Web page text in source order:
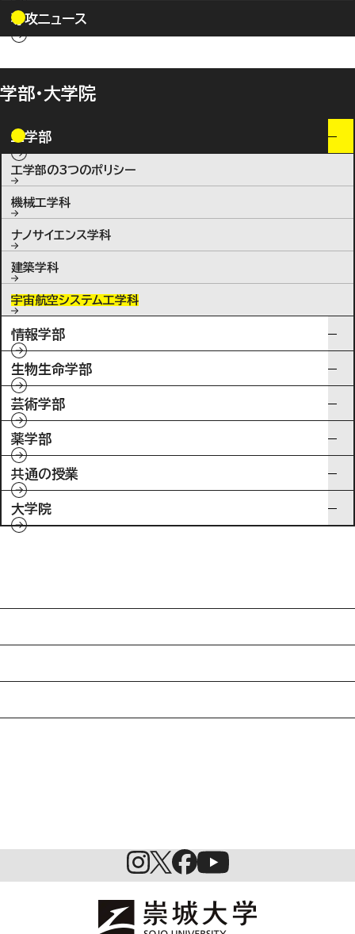
専攻ニュース
学部・大学院
工学部
工学部の3つのポリシー
機械工学科
ナノサイエンス学科
建築学科
宇宙航空システム工学科
情報学部
生物生命学部
芸術学部
薬学部
共通の授業
大学院